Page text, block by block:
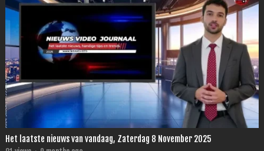
Het laatste nieuws van vandaag, Zaterdag 8 November 2025